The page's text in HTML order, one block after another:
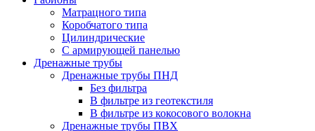
Матрацного типа
Коробчатого типа
Цилиндрические
С армирующей панелью
Дренажные трубы
Дренажные трубы ПНД
Без фильтра
В фильтре из геотекстиля
В фильтре из кокосового волокна
Дренажные трубы ПВХ